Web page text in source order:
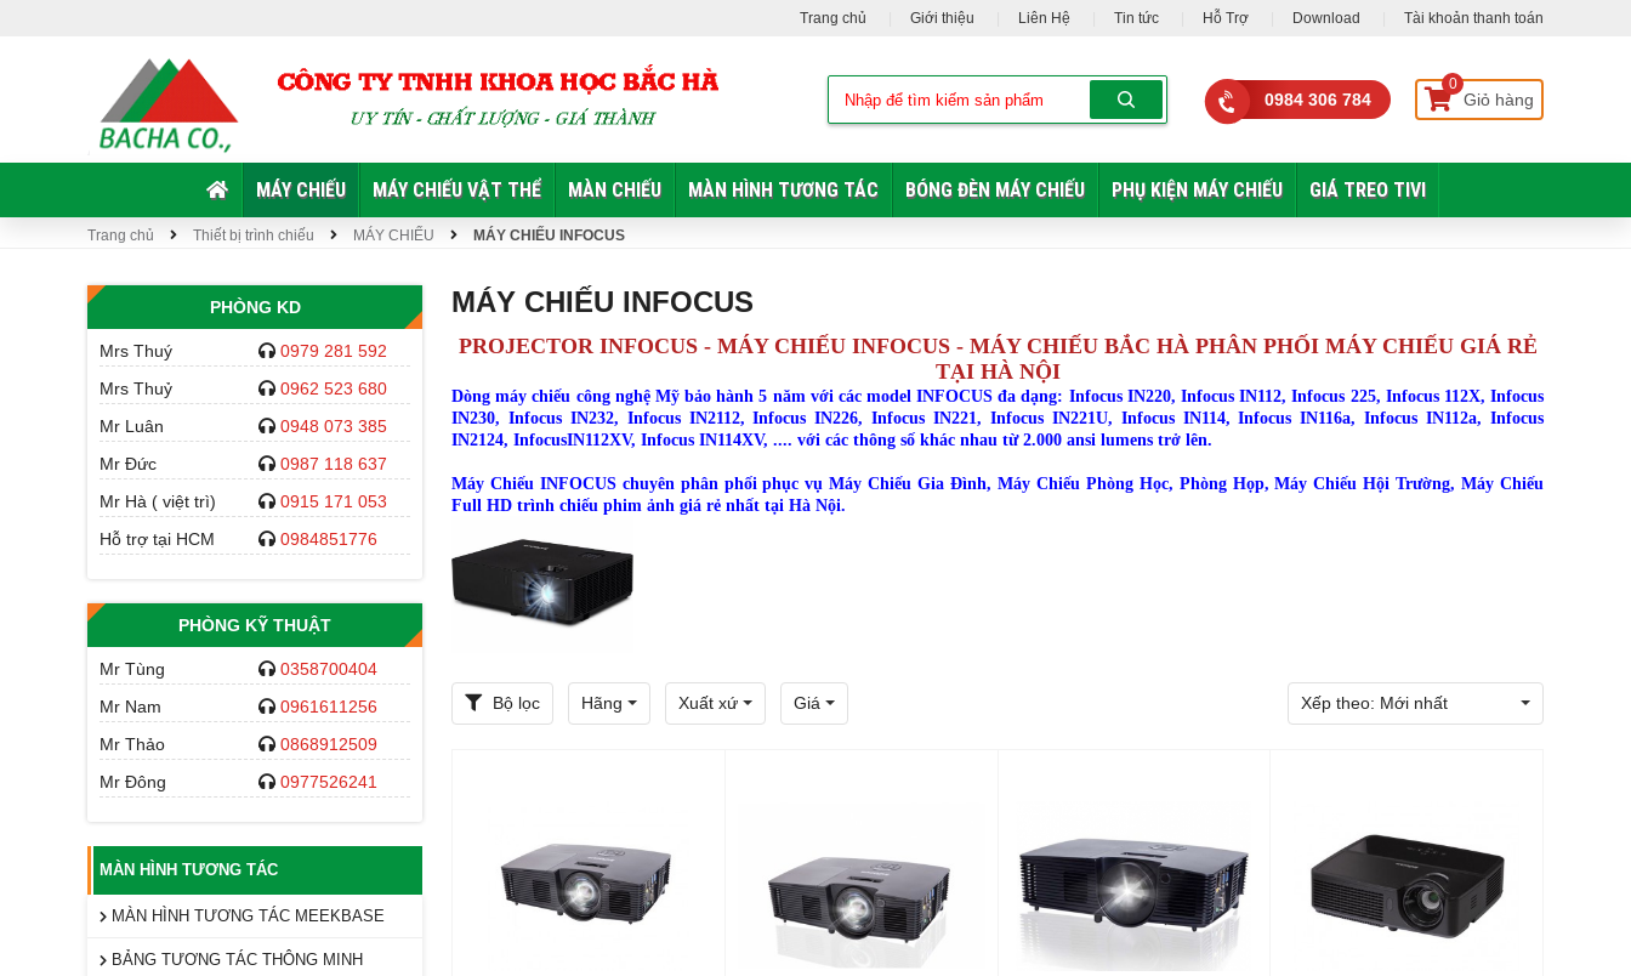
Trang chủ Giới thiệu Liên Hệ Tin tức Hỗ Trợ Download Tài khoản thanh toán
0984 306 784
0
Giỏ hàng
MÁY CHIẾU MÁY CHIẾU VẬT THỂ MÀN CHIẾU MÀN HÌNH TƯƠNG TÁC BÓNG ĐÈN MÁY CHIẾU PHỤ KIỆN MÁY CHIẾU GIÁ TREO TIVI
Trang chủ Thiết bị trình chiếu MÁY CHIẾU MÁY CHIẾU INFOCUS
PHÒNG KD
Mrs Thuý
0979 281 592
Mrs Thuỷ
0962 523 680
Mr Luân
0948 073 385
Mr Đức
0987 118 637
Mr Hà ( việt trì)
0915 171 053
Hỗ trợ tại HCM
0984851776
PHÒNG KỸ THUẬT
Mr Tùng
0358700404
Mr Nam
0961611256
Mr Thảo
0868912509
Mr Đông
0977526241
MÀN HÌNH TƯƠNG TÁC
MÀN HÌNH TƯƠNG TÁC MEEKBASE
BẢNG TƯƠNG TÁC THÔNG MINH
MÁY CHIẾU INFOCUS
PROJECTOR INFOCUS - MÁY CHIẾU INFOCUS - MÁY CHIẾU BẮC HÀ PHÂN PHỐI MÁY CHIẾU GIÁ RẺ
TẠI HÀ NỘI
Dòng máy chiếu công nghệ Mỹ bảo hành 5 năm với các model INFOCUS đa dạng: Infocus IN220, Infocus IN112, Infocus 225, Infocus 112X, Infocus
IN230, Infocus IN232, Infocus IN2112, Infocus IN226, Infocus IN221, Infocus IN221U, Infocus IN114, Infocus IN116a, Infocus IN112a, Infocus
IN2124, InfocusIN112XV, Infocus IN114XV, .... với các thông số khác nhau từ 2.000 ansi lumens trở lên.
Máy Chiếu INFOCUS chuyên phân phối phục vụ Máy Chiếu Gia Đình, Máy Chiếu Phòng Học, Phòng Họp, Máy Chiếu Hội Trường, Máy Chiếu
Full HD trình chiếu phim ảnh giá rẻ nhất tại Hà Nội.
Bộ lọc Hãng Xuất xứ Giá Xếp theo: Mới nhất